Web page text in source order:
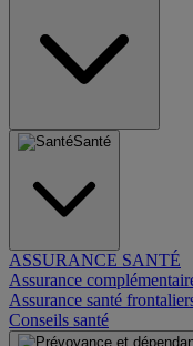
Santé
ASSURANCE SANTÉ
Assurance
Assurance santé
Conseils santé